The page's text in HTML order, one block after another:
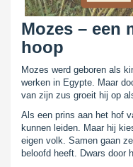
Mozes – een
hoop
Mozes werd geboren als
werken in Egypte. Maar
van zijn zus groeit hij op
Als een prins aan het hof
kunnen leiden. Maar hij
eigen volk. Samen gaan
beloofd heeft. Dwars door